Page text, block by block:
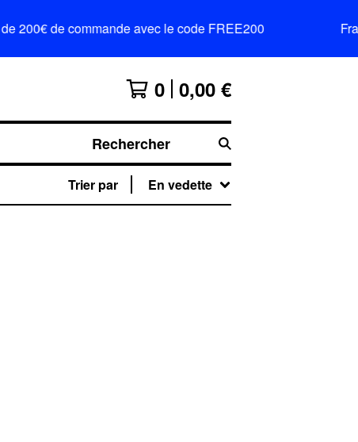
200€ de commande avec le code FREE200
0 0,00 €
Rechercher
Trier par En vedette